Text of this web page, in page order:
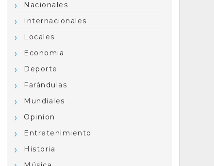
Nacionales
Internacionales
Locales
Economia
Deporte
Farándulas
Mundiales
Opinion
Entretenimiento
Historia